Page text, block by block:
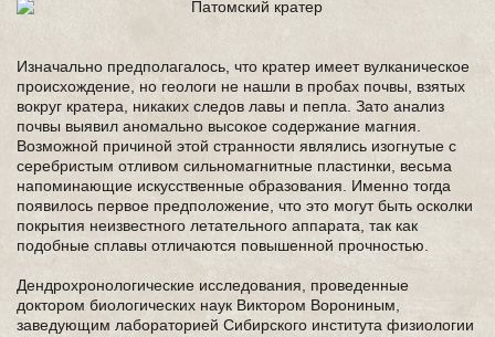
Изначально предполагалось, что кратер имеет вулканическое
происхождение, но геологи не нашли в пробах почвы, взятых
вокруг кратера, никаких следов лавы и пепла. Зато анализ
почвы выявил аномально высокое содержание магния.
Возможной причиной этой странности являлись изогнутые с
серебристым отливом сильномагнитные пластинки, весьма
напоминающие искусственные образования. Именно тогда
появилось первое предположение, что это могут быть осколки
покрытия неизвестного летательного аппарата, так как
подобные сплавы отличаются повышенной прочностью.
Дендрохронологические исследования, проведенные
доктором биологических наук Виктором Ворониным,
заведующим лабораторией Сибирского института физиологии